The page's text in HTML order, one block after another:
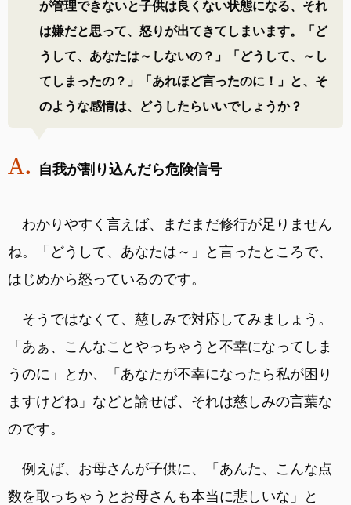
が管理できないと子供は良くない状態になる、それ
は嫌だと思って、怒りが出てきてしまいます。「ど
うして、あなたは～しないの？」「どうして、～し
てしまったの？」「あれほど言ったのに！」と、そ
のような感情は、どうしたらいいでしょうか？
自我が割り込んだら危険信号
わかりやすく言えば、まだまだ修行が足りません
ね。「どうして、あなたは～」と言ったところで、
はじめから怒っているのです。
そうではなくて、慈しみで対応してみましょう。
「あぁ、こんなことやっちゃうと不幸になってしま
うのに」とか、「あなたが不幸になったら私が困り
ますけどね」などと諭せば、それは慈しみの言葉な
のです。
例えば、お母さんが子供に、「あんた、こんな点
数を取っちゃうとお母さんも本当に悲しいな」と